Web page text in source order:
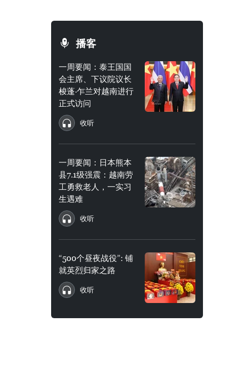
播客
一周要闻：泰王国国
会主席、下议院议长
梭蓬·乍兰对越南进行
正式访问
收听
一周要闻：日本熊本
县7.1级强震：越南劳
工勇救老人，一实习
生遇难
收听
“500个昼夜战役”: 铺
就英烈归家之路
收听